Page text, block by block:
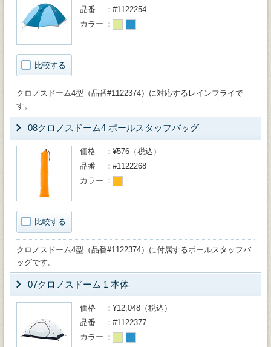
比較する
品番
#1122254
カラー
クロノスドーム4型（品番#1122374）に対応するレインフライで
す。
08クロノスドーム4 ポールスタッフバッグ
比較する
価格
¥576（税込）
品番
#1122268
カラー
クロノスドーム4型（品番#1122374）に付属するポールスタッフバ
ッグです。
07クロノスドーム 1 本体
価格
¥12,048（税込）
品番
#1122377
カラー